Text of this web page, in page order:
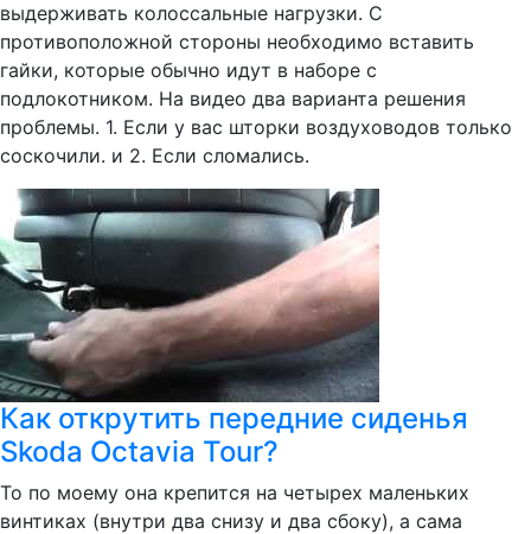
выдерживать колоссальные нагрузки. С
противоположной стороны необходимо вставить
гайки, которые обычно идут в наборе с
подлокотником. На видео два варианта решения
проблемы. 1. Если у вас шторки воздуховодов только
соскочили. и 2. Если сломались.
Как открутить передние сиденья
Skoda Octavia Tour?
То по моему она крепится на четырех маленьких
винтиках (внутри два снизу и два сбоку), а сама